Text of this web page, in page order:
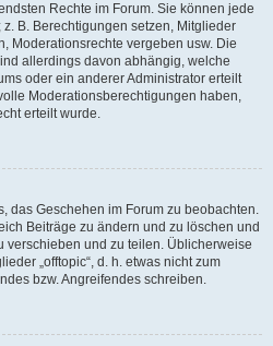
Rechte im Forum. Sie können jede
B. Berechtigungen setzen, Mitglieder
Moderationsrechte vergeben usw. Die
allerdings davon abhängig, welche
oder ein anderer Administrator erteilt
Moderationsberechtigungen haben,
erteilt wurde.
das Geschehen im Forum zu beobachten.
Beiträge zu ändern und zu löschen und
verschieben und zu teilen. Üblicherweise
„offtopic“, d. h. etwas nicht zum
bzw. Angreifendes schreiben.